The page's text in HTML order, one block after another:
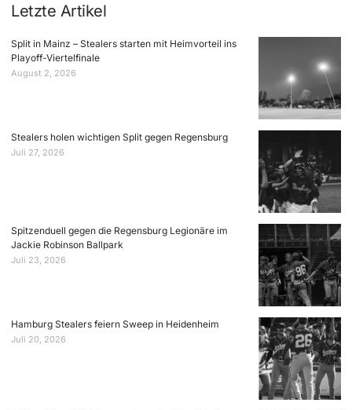
Letzte Artikel
Split in Mainz – Stealers starten mit Heimvorteil ins
Playoff-Viertelfinale
August 2, 2026
Stealers holen wichtigen Split gegen Regensburg
Juli 27, 2026
Spitzenduell gegen die Regensburg Legionäre im
Jackie Robinson Ballpark
Juli 23, 2026
Hamburg Stealers feiern Sweep in Heidenheim
Juli 20, 2026